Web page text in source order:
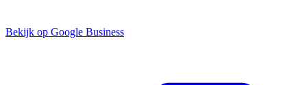
Bekijk op Google Business